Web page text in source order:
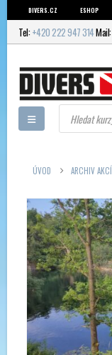
DIVERS.CZ ESHOP
Tel: +420 222 947 314Mail:
Products
search
ÚVOD ARCHIV AKCÍ